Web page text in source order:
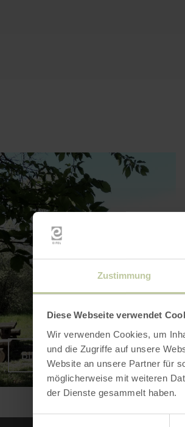
Zustimmung
Diese Webseite verwendet
Wir verwenden Cookies, um
und die Zugriffe auf unsere
Website an unsere Partner für
möglicherweise mit weiteren
der Dienste gesammelt haben.
Einwilligungsauswahl
BILD VERGRÖSSERN